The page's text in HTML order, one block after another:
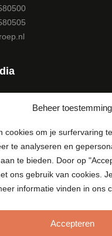
Beheer toestemming
cookies om je surfervaring
te analyseren en
te bieden. Door op
ons gebruik van cookies.
informatie vinden in ons
Accepteren